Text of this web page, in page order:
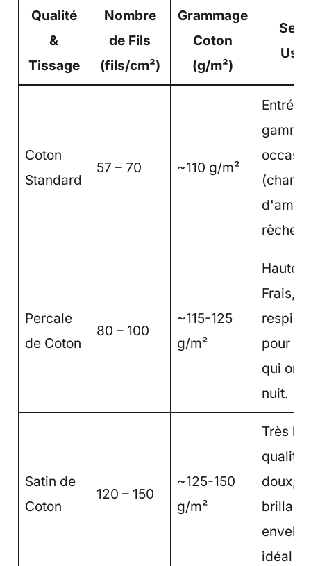
Qualité
&
Tissage
Nombre
de Fils
(fils/cm²)
Grammage
Coton
(g/m²)
Coton
Standard
57 – 70 ~110 g/m²
Entrée
rêche.
Percale
de Coton
80 – 100
~115-125
g/m²
Haute
Frais,
pour
qui ont
nuit.
Satin de
Coton
120 – 150
~125-150
g/m²
Très
doux,
idéal